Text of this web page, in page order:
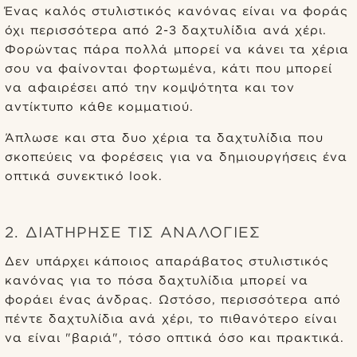
Ένας καλός στυλιστικός κανόνας είναι να φοράς
όχι περισσότερα από 2-3 δαχτυλίδια ανά χέρι.
Φορώντας πάρα πολλά μπορεί να κάνει τα χέρια
σου να φαίνονται φορτωμένα, κάτι που μπορεί
να αφαιρέσει από την κομψότητα και τον
αντίκτυπο κάθε κομματιού.
Άπλωσε και στα δυο χέρια τα δαχτυλίδια που
σκοπεύεις να φορέσεις για να δημιουργήσεις ένα
οπτικά συνεκτικό look.
2. ΔΙΑΤΗΡΗΣΕ ΤΙΣ ΑΝΑΛΟΓΙΕΣ
Δεν υπάρχει κάποιος απαράβατος στυλιστικός
κανόνας για το πόσα δαχτυλίδια μπορεί να
φοράει ένας άνδρας. Ωστόσο, περισσότερα από
πέντε δαχτυλίδια ανά χέρι, το πιθανότερο είναι
να είναι "βαριά", τόσο οπτικά όσο και πρακτικά.